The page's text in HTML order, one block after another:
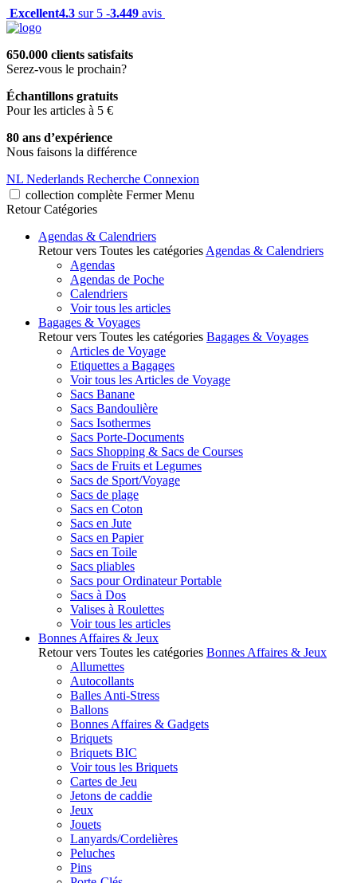
Excellent4.3 sur 5 -3.449 avis
650.000 clients satisfaits
Serez-vous le prochain?
Échantillons gratuits
Pour les articles à 5 €
80 ans d’expérience
Nous faisons la différence
NL Nederlands Recherche Connexion
collection complète Fermer Menu
Retour Catégories
Agendas & Calendriers
Retour vers Toutes les catégories Agendas & Calendriers
Agendas
Agendas de Poche
Calendriers
Voir tous les articles
Bagages & Voyages
Retour vers Toutes les catégories Bagages & Voyages
Articles de Voyage
Etiquettes a Bagages
Voir tous les Articles de Voyage
Sacs Banane
Sacs Bandoulière
Sacs Isothermes
Sacs Porte-Documents
Sacs Shopping & Sacs de Courses
Sacs de Fruits et Legumes
Sacs de Sport/Voyage
Sacs de plage
Sacs en Coton
Sacs en Jute
Sacs en Papier
Sacs en Toile
Sacs pliables
Sacs pour Ordinateur Portable
Sacs à Dos
Valises à Roulettes
Voir tous les articles
Bonnes Affaires & Jeux
Retour vers Toutes les catégories Bonnes Affaires & Jeux
Allumettes
Autocollants
Balles Anti-Stress
Ballons
Bonnes Affaires & Gadgets
Briquets
Briquets BIC
Voir tous les Briquets
Cartes de Jeu
Jetons de caddie
Jeux
Jouets
Lanyards/Cordelières
Peluches
Pins